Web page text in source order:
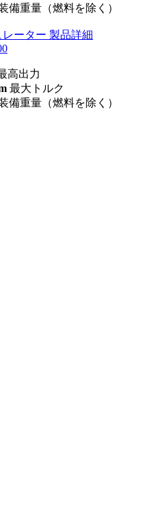
備重量（燃料を除く）
レーター 製品詳細
高出力
最大トルク
備重量（燃料を除く）